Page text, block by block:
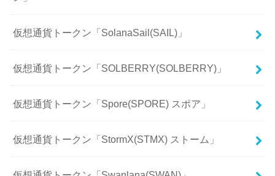
仮想通貨トークン「SolanaSail(SAIL)」
仮想通貨トークン「SOLBERRY(SOLBERRY)」
仮想通貨トークン「Spore(SPORE) スポア」
仮想通貨トークン「StormX(STMX) ストーム」